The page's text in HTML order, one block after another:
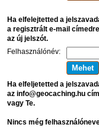
Ha elfelejtetted a
a regisztrált e-mail
az új jelszót.
Felhasználónév:
Ha elfeljetetted a
az info@geocaching.hu
vagy Te.
Nincs még